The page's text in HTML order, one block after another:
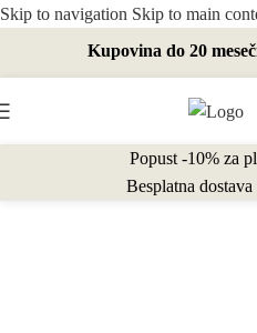
Skip to navigation Skip to main
Kupovina do 20
Popust -10% za
Besplatna